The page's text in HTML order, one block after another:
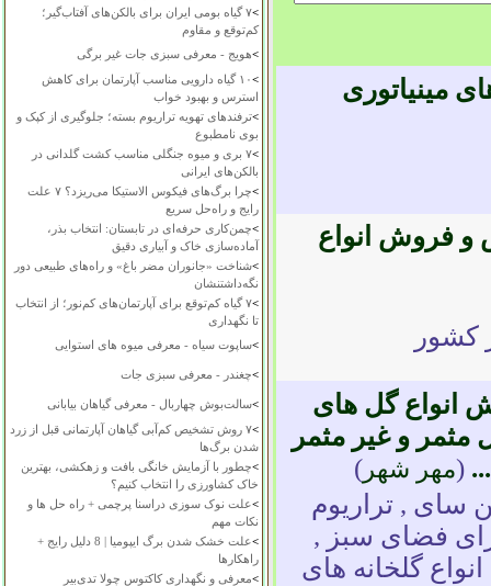
>
۷ گیاه بومی ایران برای بالکن‌های آفتاب‌گیر؛
کم‌توقع و مقاوم
>هویج - معرفی سبزی جات غیر برگی
>
۱۰ گیاه دارویی مناسب آپارتمان برای کاهش
استرس و بهبود خواب
>ترفندهای تهویه تراریوم بسته؛ جلوگیری از کپک و
بوی نامطبوع
>
۷ بری و میوه جنگلی مناسب کشت گلدانی در
بالکن‌های ایرانی
>
چرا برگ‌های فیکوس الاستیکا می‌ریزد؟ ۷ علت
رایج و راه‌حل سریع
>چمن‌کاری حرفه‌ای در تابستان: انتخاب بذر،
آماده‌سازی خاک و آبیاری دقیق
>شناخت «جانوران مضر باغ» و راه‌های طبیعی دور
نگه‌داشتنشان
>
۷ گیاه کم‌توقع برای آپارتمان‌های کم‌نور؛ از انتخاب
تا نگهداری
>ساپوت سیاه - معرفی میوه های استوایی
>چغندر - معرفی سبزی جات
>سالت‌بوش چهاربال - معرفی گیاهان بیابانی
>
۷ روش تشخیص کم‌آبی گیاهان آپارتمانی قبل از زرد
شدن برگ‌ها
>چطور با آزمایش خانگی بافت و زهکشی، بهترین
خاک کشاورزی را انتخاب کنیم؟
>علت نوک سوزی دراسنا پرچمی + راه حل ها و
نکات مهم
>
علت خشک شدن برگ ایپومیا | 8 دلیل رایج +
راهکارها
>معرفی و نگهداری کاکتوس چولا تدی‌بیر
مینیاتوری
و فروش انواع
کشور
انواع گل های
مثمر و غیر مثمر
(مهر شهر )
سای , تراریوم
فضای سبز ,
گلخانه های